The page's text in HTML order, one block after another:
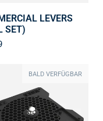
LEVERS
SET)
BALD VERFÜGBAR